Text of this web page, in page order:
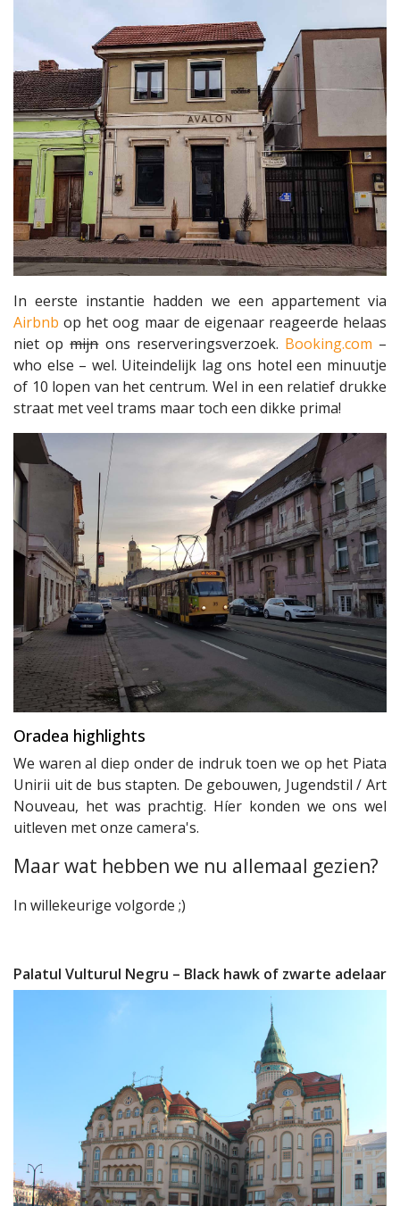
In eerste instantie hadden we een appartement via
Airbnb op het oog maar de eigenaar reageerde helaas
niet opmijnons reserveringsverzoek. Booking.com –
who else – wel. Uiteindelijk lag ons hotel een minuutje
of 10 lopen van het centrum. Wel in een relatief drukke
straat met veel trams maar toch een dikke prima!
Oradea highlights
We waren al diep onder de indruk toen we op het Piata
Unirii uit de bus stapten. De gebouwen, Jugendstil / Art
Nouveau, het was prachtig. Híer konden we ons wel
uitleven met onze camera's.
Maar wat hebben we nu allemaal gezien?
In willekeurige volgorde ;)
Palatul Vulturul Negru – Black hawk of zwarte adelaar